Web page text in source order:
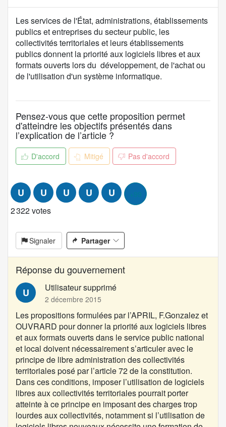
C
o
n
t
e
n
d
l
a
p
r
o
o
s
i
i
:
Les services de l'État, administrations, établissements
publics et entreprises du secteur public, les
collectivités territoriales et leurs établissements
publics donnent la priorité aux logiciels libres et aux
formats ouverts lors du développement, de l'achat ou
de l'utilisation d'un système informatique.
Pensez-vous que cette proposition permet
d'atteindre les objectifs présentés dans
l’explication de l’article ?
D'accord Mitigé Pas d'accord
U U U U U
2 322 votes
Signaler Partager
Réponse du gouvernement
U
Utilisateur supprimé
2 décembre 2015
Les propositions formulées par l’APRIL, F.Gonzalezet
OUVRARD pour donner la priorité aux logiciels libres
et aux formats ouverts dans le service public national
et local doivent nécessairement s’articuler avec le
principe de libre administration des collectivités
territoriales posé par l’article 72 de la constitution.
Dans ces conditions, imposer l’utilisation de logiciels
libres aux collectivités territoriales pourrait porter
atteinte à ce principe en imposant des charges trop
lourdes aux collectivités, notamment si l’utilisation de